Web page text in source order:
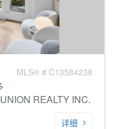
MLS® # C13584238
REALTY INC.
详细